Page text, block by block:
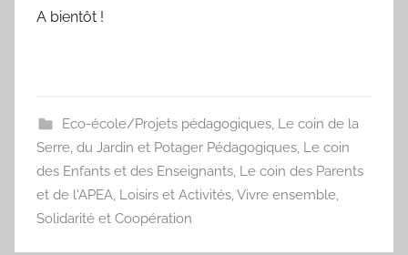
A bientôt !
Eco-école/Projets pédagogiques, Le coin de la
Serre, du Jardin et Potager Pédagogiques, Le coin
des Enfants et des Enseignants, Le coin des Parents
et de l'APEA, Loisirs et Activités,Vivre ensemble,
Solidarité et Coopération